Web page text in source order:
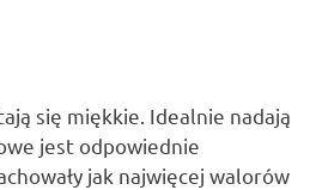
się miękkie. Idealnie nadają
jest odpowiednie
jak najwięcej walorów